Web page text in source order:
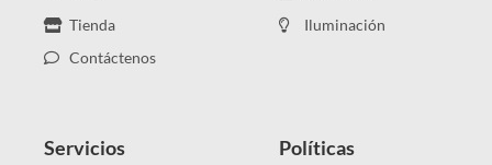
Tienda
Contáctenos
Iluminación
Servicios Políticas